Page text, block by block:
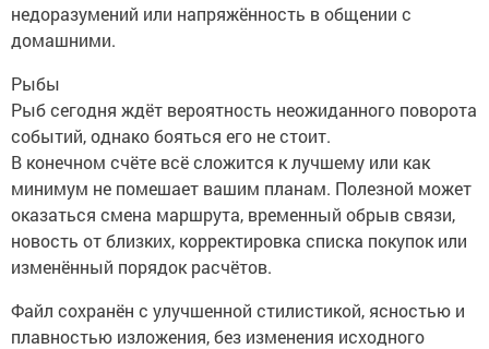
недоразумений или напряжённость в общении с
домашними.
Рыбы
Рыб сегодня ждёт вероятность неожиданного поворота
событий, однако бояться его не стоит.
В конечном счёте всё сложится к лучшему или как
минимум не помешает вашим планам. Полезной может
оказаться смена маршрута, временный обрыв связи,
новость от близких, корректировка списка покупок или
изменённый порядок расчётов.
Файл сохранён с улучшенной стилистикой, ясностью и
плавностью изложения, без изменения исходного